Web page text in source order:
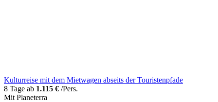
Kulturreise mit dem Mietwagen abseits der Touristenpfade
8 Tage ab 1.115 € /Pers.
Mit Planeterra